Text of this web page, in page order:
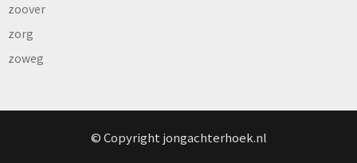
zoover
zorg
zoweg
© Copyright jongachterhoek.nl